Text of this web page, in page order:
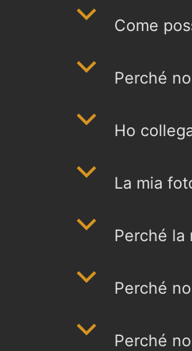
b Come
b Perché
b Ho
b La mia
b Perché la
b Perché
b Perché